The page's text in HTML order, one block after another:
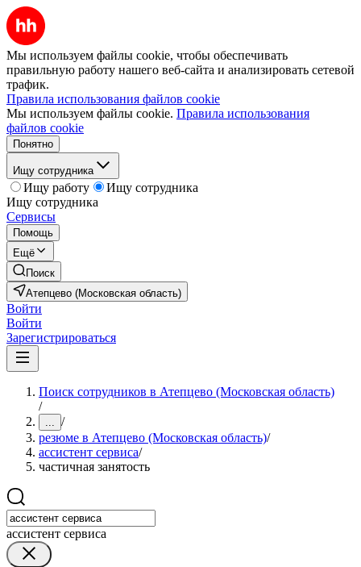
Мы используем файлы cookie, чтобы обеспечивать
правильную работу нашего веб-сайта и анализировать сетевой
трафик.
Правила использования файлов cookie
Мы используем файлы cookie. Правила использования
файлов cookie
Понятно
Ищу сотрудника
Ищу работу
Ищу сотрудника
Ищу сотрудника
Сервисы
Помощь
Ещё
Поиск
Атепцево (Московская область)
Войти
Войти
Зарегистрироваться
Поиск сотрудников в Атепцево (Московская область)
/
... /
резюме в Атепцево (Московская область)/
ассистент сервиса/
частичная занятость
ассистент сервиса